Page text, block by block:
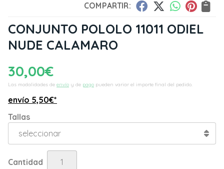
COMPARTIR:
CONJUNTO POLOLO 11011 ODIEL
NUDE CALAMARO
30,00€
Las modalidades de envío y de pago pueden variar el importe final del pedido.
envío 5,50€*
Tallas
Cantidad